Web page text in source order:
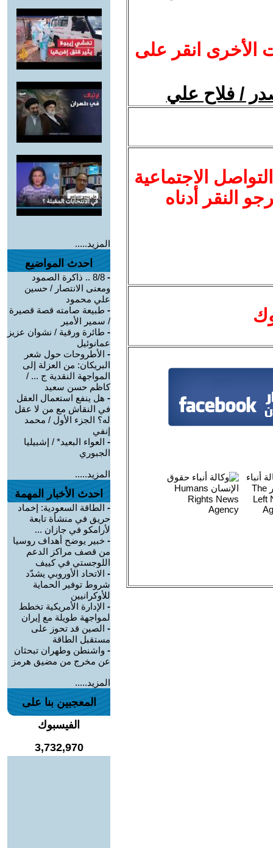
الأخرى انقر على
/ فلاح علي
الاجتماعية
النقر أدناه
المزيد.....
احدث المواضيع
-
8/8 .. ذاكرة الصمود
ومعنى الانتصار / حسين
علي محمود
- طبيعة صامته قصة قصيرة
/ سمير الأمير
- طائرة ورقية / نشوان عزيز
عمانوئيل
- الأطروحات حول شعر
البريكان: من العزلة إلى
المواجهة النقدية ج ... /
كاظم حسن سعيد
- هل ينفع استعمال العقل
في النقاش مع من لا عقل
له؟ الجزء الأول / محمد
إنفي
- العواء البعيد* / إشبيليا
الجبوري
المزيد.....
احدث الأخبار المهمة
- الطاقة السعودية: إخماد
حريق في منشأة تابعة
لأرامكو في جازان ...
- خبير يوضح أهداف روسيا
من قصف مراكز الدعم
اللوجستي في كييف
- الاتحاد الأوروبي يشدّد
شروط توفير الحماية
للأوكرانيين
- الإدارة الأمريكية تخطط
لمواجهة طويلة مع إيران
- الصين قد تحوز على
مستقبل الطاقة
- واشنطن وطهران تبحثان
عن مخرج من مضيق هرمز
المزيد.....
المعجبين بنا على
الفيسبوك
3,732,970